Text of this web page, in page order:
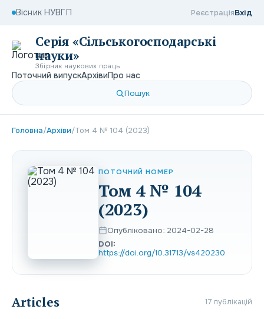
Вісник НУВГП РеєстраціяВхід
Серія «Сільськогосподарські
науки»
Збірник наукових праць
Поточний випускАрхівиПро нас
Пошук
Головна/Архіви/Том 4 № 104 (2023)
ПОТОЧНИЙ НОМЕР
Том 4 № 104
(2023)
Опубліковано: 2024-02-28
DOI:
https://doi.org/10.31713/vs420230
Articles 17 публікацій